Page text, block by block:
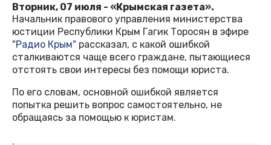
Вторник, 07 июля - «Крымская газета».
Начальник правового управления министерства
юстиции Республики Крым Гагик Торосян в эфире
"Радио Крым" рассказал, с какой ошибкой
сталкиваются чаще всего граждане, пытающиеся
отстоять свои интересы без помощи юриста.
По его словам, основной ошибкой является
попытка решить вопрос самостоятельно, не
обращаясь за помощью к юристам.